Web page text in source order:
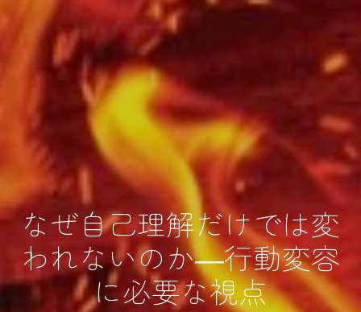
なぜ自己理解だけでは変
われないのか―行動変容
に必要な視点